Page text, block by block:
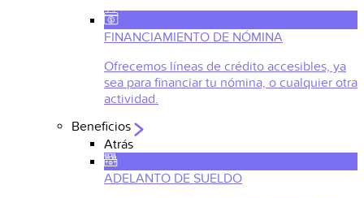
FINANCIAMIENTO DE NÓMINA
Ofrecemos líneas de crédito accesibles, ya
sea para financiar tu nómina, o cualquier otra
actividad.
Beneficios
Atrás
ADELANTO DE SUELDO